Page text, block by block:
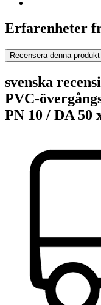
Erfarenheter
Recensera denna produkt
svenska
PVC-
PN 10 / DA 50